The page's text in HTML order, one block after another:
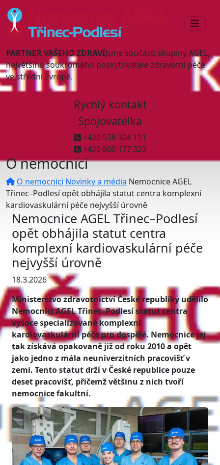
PARTNER VAŠEHO ZDRAVÍJsme součástí skupiny AGEL,
největšího soukromého poskytovatele zdravotní péče
ve střední Evropě.
Rychlý kontakt
Spojovatelka
+420 558 304 111
+420 800 177 323
O nemocnici
O nemocnici Novinky a média Nemocnice AGEL
Třinec–Podlesí opět obhájila statut centra komplexní
kardiovaskulární péče nejvyšší úrovně
Nemocnice AGEL Třinec–Podlesí
opět obhájila statut centra
komplexní kardiovaskulární péče
nejvyšší úrovně
18.3.2026
Ministerstvo zdravotnictví České republiky udělilo
Nemocnici AGEL Třinec–Podlesí statut centra
vysoce specializované komplexní
kardiovaskulární péče pro dospělé. Nemocnice jej
tak získává opakovaně již od roku 2010 a opět
jako jedno z mála neuniverzitních pracovišť v
zemi. Tento statut drží v České republice pouze
deset pracovišť, přičemž většinu z nich tvoří
nemocnice fakultní.